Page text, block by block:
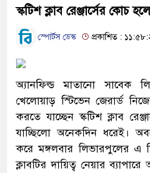
স্কটিশ ক্লাব রেঞ্জার্সের কোচ
স্পোর্টস ডেস্ক প্রকাশিত :
অ্যানফিল্ড মাতানো সাবেক
খেলোয়াড় স্টিভেন জেরার্ড
করতে যাচ্ছেন স্কটিশ ক্লাব
যাচ্ছিলো অনেকদিন ধরেই।
করে মঙ্গলবার লিভারপুলের এ
ক্লাবটির দায়িত্ব নেয়ার